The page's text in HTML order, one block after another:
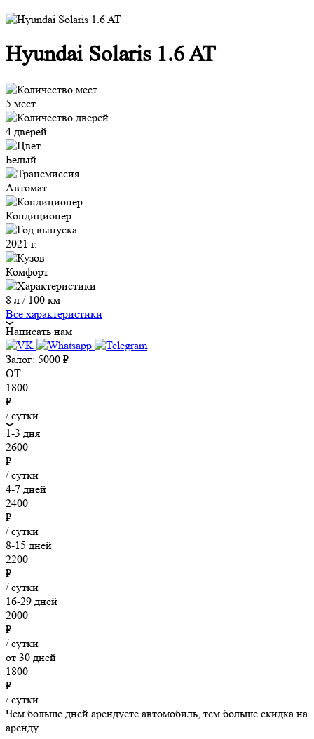
Hyundai Solaris 1.6 AT
5 мест
4 дверей
Белый
Автомат
Кондиционер
2021 г.
Комфорт
8 л / 100 км
Все характеристики
Написать нам
Залог: 5000 ₽
ОТ
1800
₽
/ сутки
1-3 дня
2600
₽
/ сутки
4-7 дней
2400
₽
/ сутки
8-15 дней
2200
₽
/ сутки
16-29 дней
2000
₽
/ сутки
от 30 дней
1800
₽
/ сутки
Чем больше дней арендуете автомобиль, тем больше скидка на
аренду